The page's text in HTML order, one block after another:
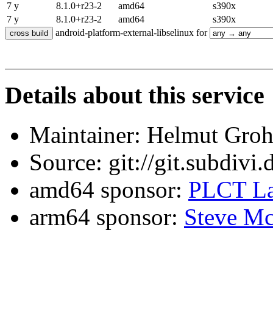
7 y
8.1.0+r23-2 amd64
s390x
7 y
8.1.0+r23-2 amd64
s390x
android-platform-external-libselinux for
Details about this service
Maintainer: Helmut
Source: git://
amd64 sponsor: PLCT
arm64 sponsor: Steve